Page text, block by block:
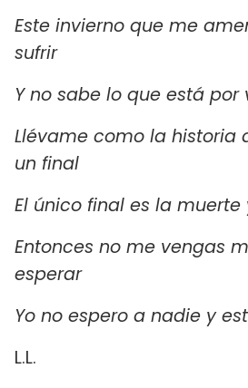
Este invierno que me
sufrir
Y no sabe lo que está por
Llévame como la historia
un final
El único final es la
Entonces no me vengas
esperar
Yo no espero a nadie y
L.L.